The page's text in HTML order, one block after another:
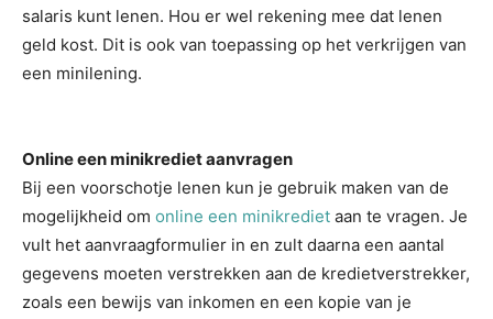
salaris kunt lenen. Hou er wel rekening mee dat lenen
geld kost. Dit is ook van toepassing op het verkrijgen van
een minilening.
Online een minikrediet aanvragen
Bij een voorschotje lenen kun je gebruik maken van de
mogelijkheid om online een minikrediet aan te vragen. Je
vult het aanvraagformulier in en zult daarna een aantal
gegevens moeten verstrekken aan de kredietverstrekker,
zoals een bewijs van inkomen en een kopie van je